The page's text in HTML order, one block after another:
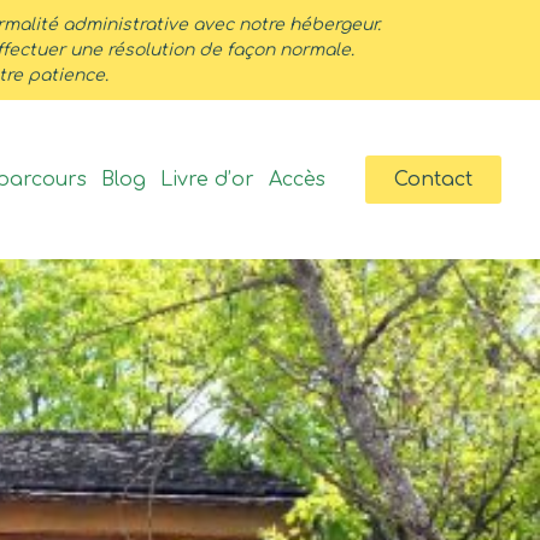
administrative avec notre hébergeur.
une résolution de façon normale.
patience.
Blog Livre d’or Accès Contact